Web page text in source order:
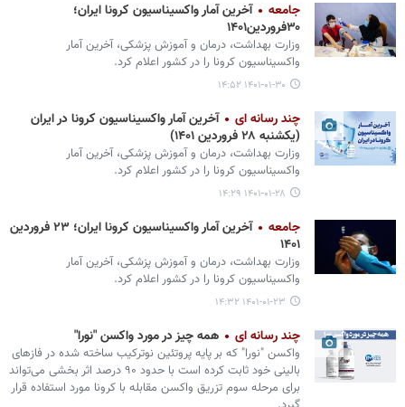
جامعه
آخرین آمار واکسیناسیون کرونا ایران؛
۳۰فروردین۱۴۰۱
وزارت بهداشت، درمان و آموزش پزشکی، آخرین آمار
واکسیناسیون کرونا را در کشور اعلام کرد.
۱۴۰۱-۰۱-۳۰ ۱۴:۵۲
چند رسانه ای
آخرین آمار واکسیناسیون کرونا در ایران
(یکشنبه ۲۸ فروردین ۱۴۰۱)
وزارت بهداشت، درمان و آموزش پزشکی، آخرین آمار
واکسیناسیون کرونا را در کشور اعلام کرد.
۱۴۰۱-۰۱-۲۸ ۱۴:۲۹
جامعه
آخرین آمار واکسیناسیون کرونا ایران؛ ۲۳ فروردین
۱۴۰۱
وزارت بهداشت، درمان و آموزش پزشکی، آخرین آمار
واکسیناسیون کرونا را در کشور اعلام کرد.
۱۴۰۱-۰۱-۲۳ ۱۴:۳۲
چند رسانه ای همه چیز در مورد واکسن "نورا"
واکسن "نورا" که بر پایه پروتئین نوترکیب ساخته شده در فازهای
بالینی خود ثابت کرده است با حدود ۹۰ درصد اثر بخشی می‌تواند
برای مرحله سوم تزریق واکسن مقابله با کرونا مورد استفاده قرار